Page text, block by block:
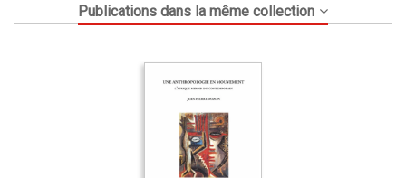
Publications dans la même collection